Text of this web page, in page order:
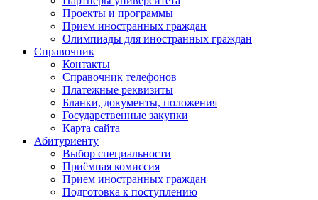
Проекты и программы
Прием иностранных граждан
Олимпиады для иностранных граждан
Справочник
Контакты
Справочник телефонов
Платежные реквизиты
Бланки, документы, положения
Государственные закупки
Карта сайта
Абитуриенту
Выбор специальности
Приёмная комиссия
Прием иностранных граждан
Подготовка к поступлению